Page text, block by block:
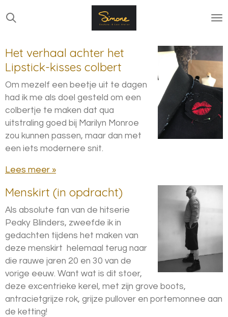
Ga
direct
de
hoofdinhoud
Het verhaal achter het
Lipstick-kisses colbert
Om mezelf een beetje uit te dagen
had ik me als doel gesteld om een
colbertje te maken dat qua
uitstraling goed bij Marilyn Monroe
zou kunnen passen, maar dan met
een iets modernere snit.
Lees meer »
Menskirt (in opdracht)
Als absolute fan van de hitserie
Peaky Blinders, zweefde ik in
gedachten tijdens het maken van
deze menskirt helemaal terug naar
die rauwe jaren 20 en 30 van de
vorige eeuw. Want wat is dit stoer,
deze excentrieke kerel, met zijn grove boots,
antracietgrijze rok, grijze pullover en portemonnee aan
de ketting!